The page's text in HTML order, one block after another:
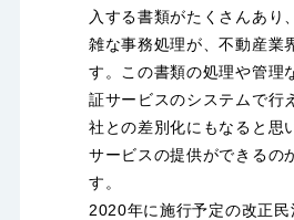
入する書類がたくさんあり
雑な事務処理が、不動産業
す。この書類の処理や管理
証サービスのシステムで行
社との差別化にもなると思
サービスの提供ができるの
す。
2020年に施行予定の改正